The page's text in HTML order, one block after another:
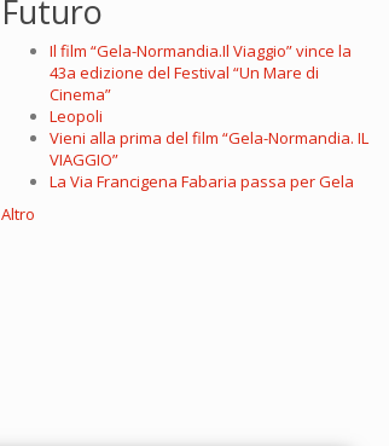
Futuro
Il film “Gela-Normandia.Il Viaggio” vince la
43a edizione del Festival “Un Mare di
Cinema”
Leopoli
Vieni alla prima del film “Gela-Normandia. IL
VIAGGIO”
La Via Francigena Fabaria passa per Gela
Altro